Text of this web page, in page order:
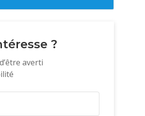
?
averti